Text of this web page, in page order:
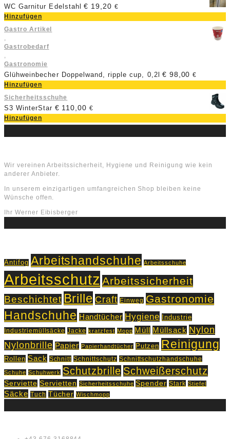
WC Garnitur Edelstahl € 19,20 €
Hinzufügen
Gastro Artikel
Gastrobedarf
Gastronomie
Glühweinbecher Doppelwand, ripple cup, 0,2l € 98,00 €
Hinzufügen
Sicherheitsschuhe
S3 WinterStar € 110,00 €
Hinzufügen
Wir vereinen Arbeitssicherheit, Hygiene und Reinigung wie kein
anderer Anbieter.
In unserem einzigartigen umfangreichen Shop bleiben keine
Wünsche offen.
Ihr Werner Eibisberger
Antifog Arbeitshandschuhe Arbeitsschuhe
Arbeitsschutz Arbeitssicherheit
Beschichtet Brille Craft Einweg Gastronomie
Handschuhe Handtücher Hygiene Industrie
Industriemüllsäcke Jacke kratzfest Mopp Müll Müllsack Nylon
Nylonbrille Papier Papierhandtücher Putzen Reinigung
Rollen Sack Schnitt Schnittschutz Schnittschutzhandschuhe
Schuhe Schuhwerk Schutzbrille Schweißerschutz
Serviette Servietten Sicherheitsschuhe Spender Stark Stiefel
Säcke Tuch Tücher Wischmopp